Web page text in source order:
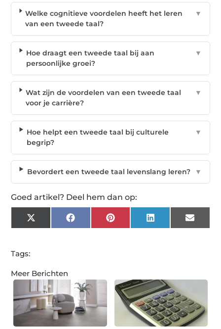
Welke cognitieve voordelen heeft het leren
van een tweede taal?
▼
Hoe draagt een tweede taal bij aan
persoonlijke groei?
▼
Wat zijn de voordelen van een tweede taal
voor je carrière?
▼
Hoe helpt een tweede taal bij culturele
begrip?
▼
Bevordert een tweede taal levenslang leren? ▼
Goed artikel? Deel hem dan op:
X
(Twitter)
Facebook Pinterest LinkedIn Email
Tags:
Meer Berichten